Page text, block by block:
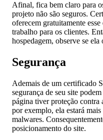
Afinal, fica bem claro para
projeto não são seguros.
oferecem gratuitamente
trabalho para os clientes.
hospedagem, observe se ela
Segurança
Ademais de um certificado
segurança de seu site
página tiver proteção
por exemplo, ela estará
malwares.
posicionamento do site.